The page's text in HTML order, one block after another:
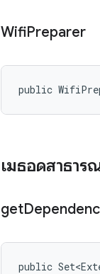
WifiPreparer
public
เมธอดสาธาร
get
public